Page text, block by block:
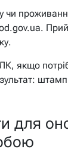
чи
якщо
для